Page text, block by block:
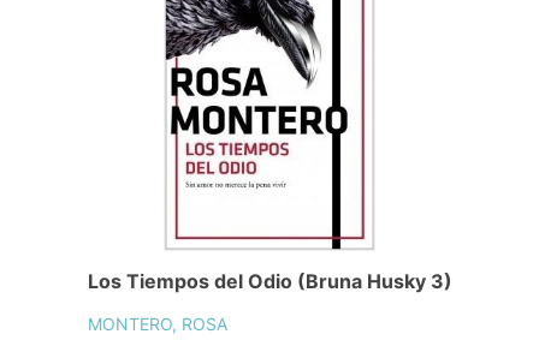
Los Tiempos del Odio (Bruna Husky 3)
MONTERO, ROSA